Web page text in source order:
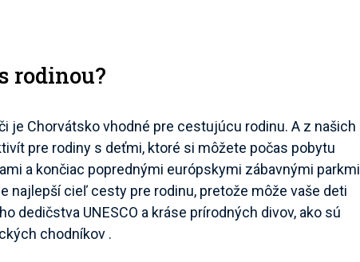
rodinou?
je Chorvátsko vhodné pre cestujúcu rodinu. A z našich
pre rodiny s deťmi, ktoré si môžete počas pobytu
a končiac poprednými európskymi zábavnými parkmi
najlepší cieľ cesty pre rodinu, pretože môže vaše deti
dedičstva UNESCO a kráse prírodných divov, ako sú
chodníkov .